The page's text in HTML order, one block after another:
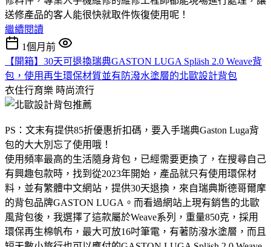
送修產品的客人能很快就取件恢復使用呢！
繼續閱讀
1個月前
【開箱】30天可退換瑞典GASTON LUGA Spläsh 2.0 Weave背
包，使用再生環保材質並有防潑水塗層的北歐設計背包
衣住行育樂 時尚流行
PS：文末有提供85折優惠折扣碼，要入手瑞典Gaston Luga背
包的大大別忘了使用哦！
使用頻率最高的生活隨身背包，已經需要更換了，在搜尋自己
有興趣包款時，找到從2023年開始，產品就只有使用環保材
料，並有繁體中文網站，提供30天退換，來自瑞典斯德哥爾摩
的背包品牌GASTON LUGA。而看過網站上現有銷售的北歐
風背包後，我選擇了這款屬於Weave系列，重量850克，採用
環保再生棉帆布，最大可放16吋筆電，有著防潑水塗層，而且